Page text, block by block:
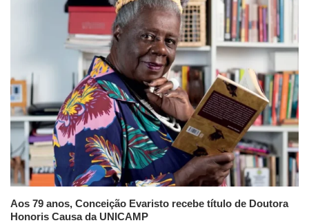
Aos 79 anos, Conceição Evaristo recebe título de Doutora
Honoris Causa da UNICAMP